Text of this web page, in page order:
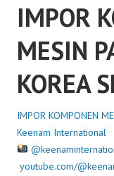
IMPOR
MESIN
KOREA
IMPOR KOMPONEN
Keenam International
youtube.com/